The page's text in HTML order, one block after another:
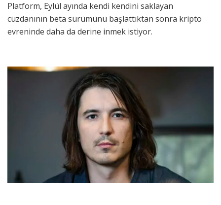
Platform, Eylül ayında kendi kendini saklayan
cüzdanının beta sürümünü başlattıktan sonra kripto
evreninde daha da derine inmek istiyor.